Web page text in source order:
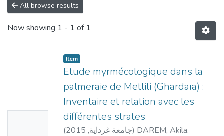
All browse results
Now showing 1 - 1 of 1
Item
Etude myrmécologique dans la
palmeraie de Metlili (Ghardaïa) :
Inventaire et relation avec les
différentes strates
( جامعة غرداية,
2015 ) DAREM, Akila.